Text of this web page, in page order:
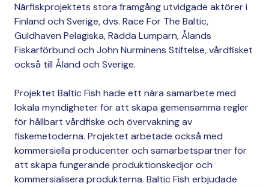
Närfiskprojektets stora framgång utvidgade aktörer i
Finland och Sverige, dvs. Race For The Baltic,
Guldhaven Pelagiska, Rädda Lumparn, Ålands
Fiskarförbund och John Nurminens Stiftelse, vårdfisket
också till Åland och Sverige.
Projektet Baltic Fish hade ett nära samarbete med
lokala myndigheter för att skapa gemensamma regler
för hållbart vårdfiske och övervakning av
fiskemetoderna. Projektet arbetade också med
kommersiella producenter och samarbetspartner för
att skapa fungerande produktionskedjor och
kommersialisera produkterna. Baltic Fish erbjudade